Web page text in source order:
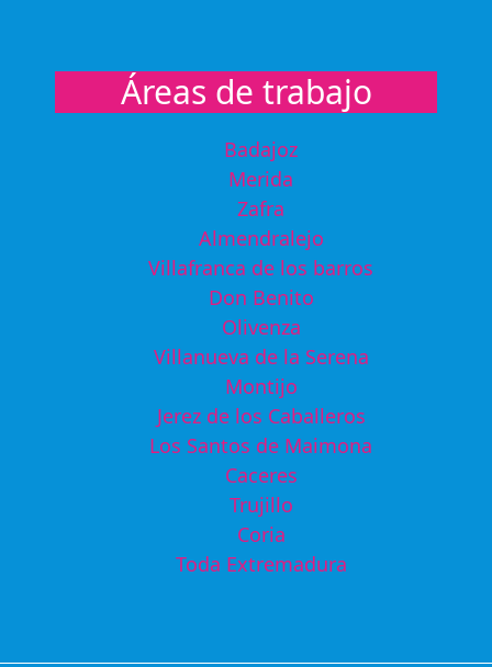
Áreas de trabajo
Badajoz
Merida
Zafra
Almendralejo
Villafranca de los barros
Don Benito
Olivenza
Villanueva de la Serena
Montijo
Jerez de los Caballeros
Los Santos de Maimona
Caceres
Trujillo
Coria
Toda Extremadura